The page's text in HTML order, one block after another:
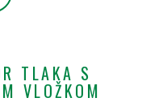
TLAKA S
VLOŽKOM